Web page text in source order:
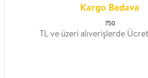
Kargo Bedava
750
TL ve üzeri alıverişlerde